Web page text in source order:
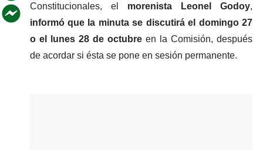
Constitucionales, el morenista Leonel Godoy,
informó que la minuta se discutirá el domingo 27
o el lunes 28 de octubre en la Comisión, después
de acordar si ésta se pone en sesión permanente.